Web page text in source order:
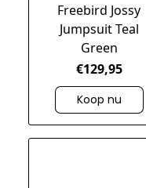
Freebird Jossy
Jumpsuit Teal
Green
€129,95
Koop nu